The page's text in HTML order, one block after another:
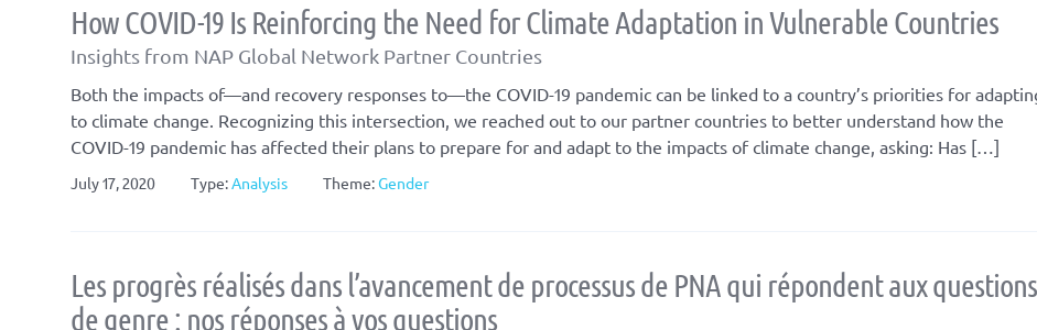
How COVID-19 Is Reinforcing the Need for Climate Adaptation in Vulnerable Countries
Insights from NAP Global Network Partner Countries
Both the impacts of—and recovery responses to—the COVID-19 pandemic can be linked to a country’s priorities for
to climate change. Recognizing this intersection, we reached out to our partner countries to better understand how the
COVID-19 pandemic has affected their plans to prepare for and adapt to the impacts of climate change, asking: Has […]
July 17, 2020 Type:Analysis Theme:Gender
Les progrès réalisés dans l’avancement de processus de PNA qui répondent aux questions
de genre : nos réponses à vos questions